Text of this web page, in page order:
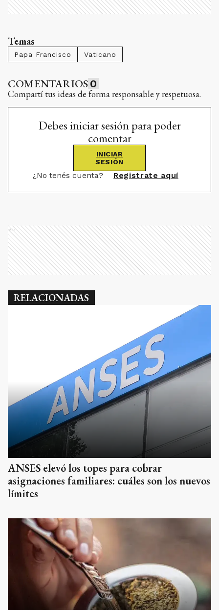
Temas
Papa Francisco Vaticano
COMENTARIOS 0
Compartí tus ideas de forma responsable y respetuosa.
Debes iniciar sesión para poder
comentar
INICIAR
SESIÓN
¿No tenés cuenta? Registrate aquí
Ads
RELACIONADAS
ANSES elevó los topes para cobrar
asignaciones familiares: cuáles son los nuevos
límites